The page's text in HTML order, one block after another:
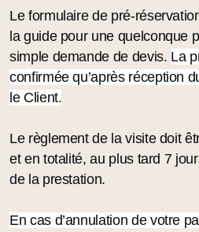
Le formulaire de pré-
la guide pour une quelconque
simple demande de devis. La
confirmée qu’après réception
le Client.
Le règlement de la visite doit
et en totalité, au plus tard 7
de la prestation.
En cas d’annulation de votre